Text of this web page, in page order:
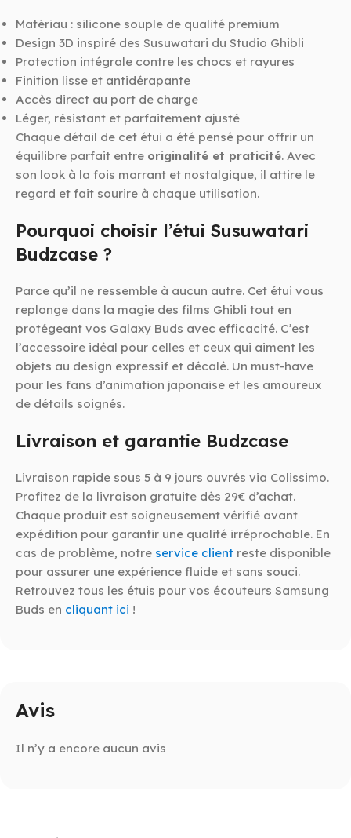
Matériau : silicone souple de qualité premium
Design 3D inspiré des Susuwatari du Studio Ghibli
Protection intégrale contre les chocs et rayures
Finition lisse et antidérapante
Accès direct au port de charge
Léger, résistant et parfaitement ajusté
Chaque détail de cet étui a été pensé pour offrir un
équilibre parfait entre originalité et praticité. Avec
son look à la fois marrant et nostalgique, il attire le
regard et fait sourire à chaque utilisation.
Pourquoi choisir l’étui Susuwatari
Budzcase ?
Parce qu’il ne ressemble à aucun autre. Cet étui vous
replonge dans la magie des films Ghibli tout en
protégeant vos Galaxy Buds avec efficacité. C’est
l’accessoire idéal pour celles et ceux qui aiment les
objets au design expressif et décalé. Un must-have
pour les fans d’animation japonaise et les amoureux
de détails soignés.
Livraison et garantie Budzcase
Livraison rapide sous 5 à 9 jours ouvrés via Colissimo.
Profitez de la livraison gratuite dès 29€ d’achat.
Chaque produit est soigneusement vérifié avant
expédition pour garantir une qualité irréprochable. En
cas de problème, notre service client reste disponible
pour assurer une expérience fluide et sans souci.
Retrouvez tous les étuis pour vos écouteurs Samsung
Buds en cliquant ici !
Avis
Il n’y a encore aucun avis